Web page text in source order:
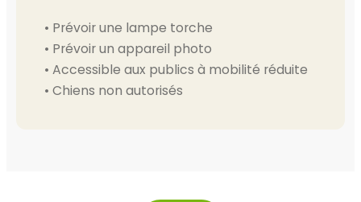
• Prévoir une lampe torche
• Prévoir un appareil photo
• Accessible aux publics à mobilité réduite
• Chiens non autorisés